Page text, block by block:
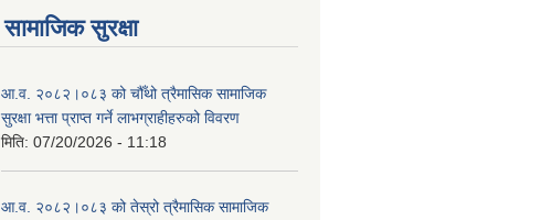
सामाजिक सुरक्षा
आ.व. २०८२।०८३ को चौँथो त्रैमासिक सामाजिक
सुरक्षा भत्ता प्राप्त गर्ने लाभग्राहीहरुको विवरण
मिति: 07/20/2026 - 11:18
आ.व. २०८२।०८३ को तेस्रो त्रैमासिक सामाजिक